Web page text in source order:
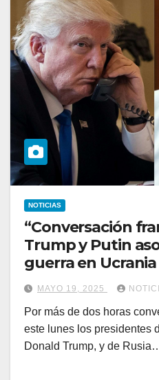
NOTICIAS
“Conversación
Trump y Putin
guerra en Ucrania
MAYO 19, 2025
Por más de dos horas
este lunes los presidentes
Donald Trump, y de